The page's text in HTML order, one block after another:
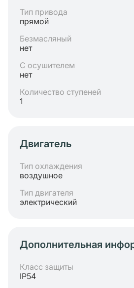
Тип привода
прямой
Безмасляный
нет
С осушителем
нет
Количество ступеней
1
Двигатель
Тип охлаждения
воздушное
Тип двигателя
электрический
Дополнительная
Класс защиты
IP54